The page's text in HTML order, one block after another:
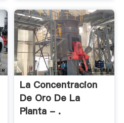
La Concentracion
De Oro De La
Planta - .